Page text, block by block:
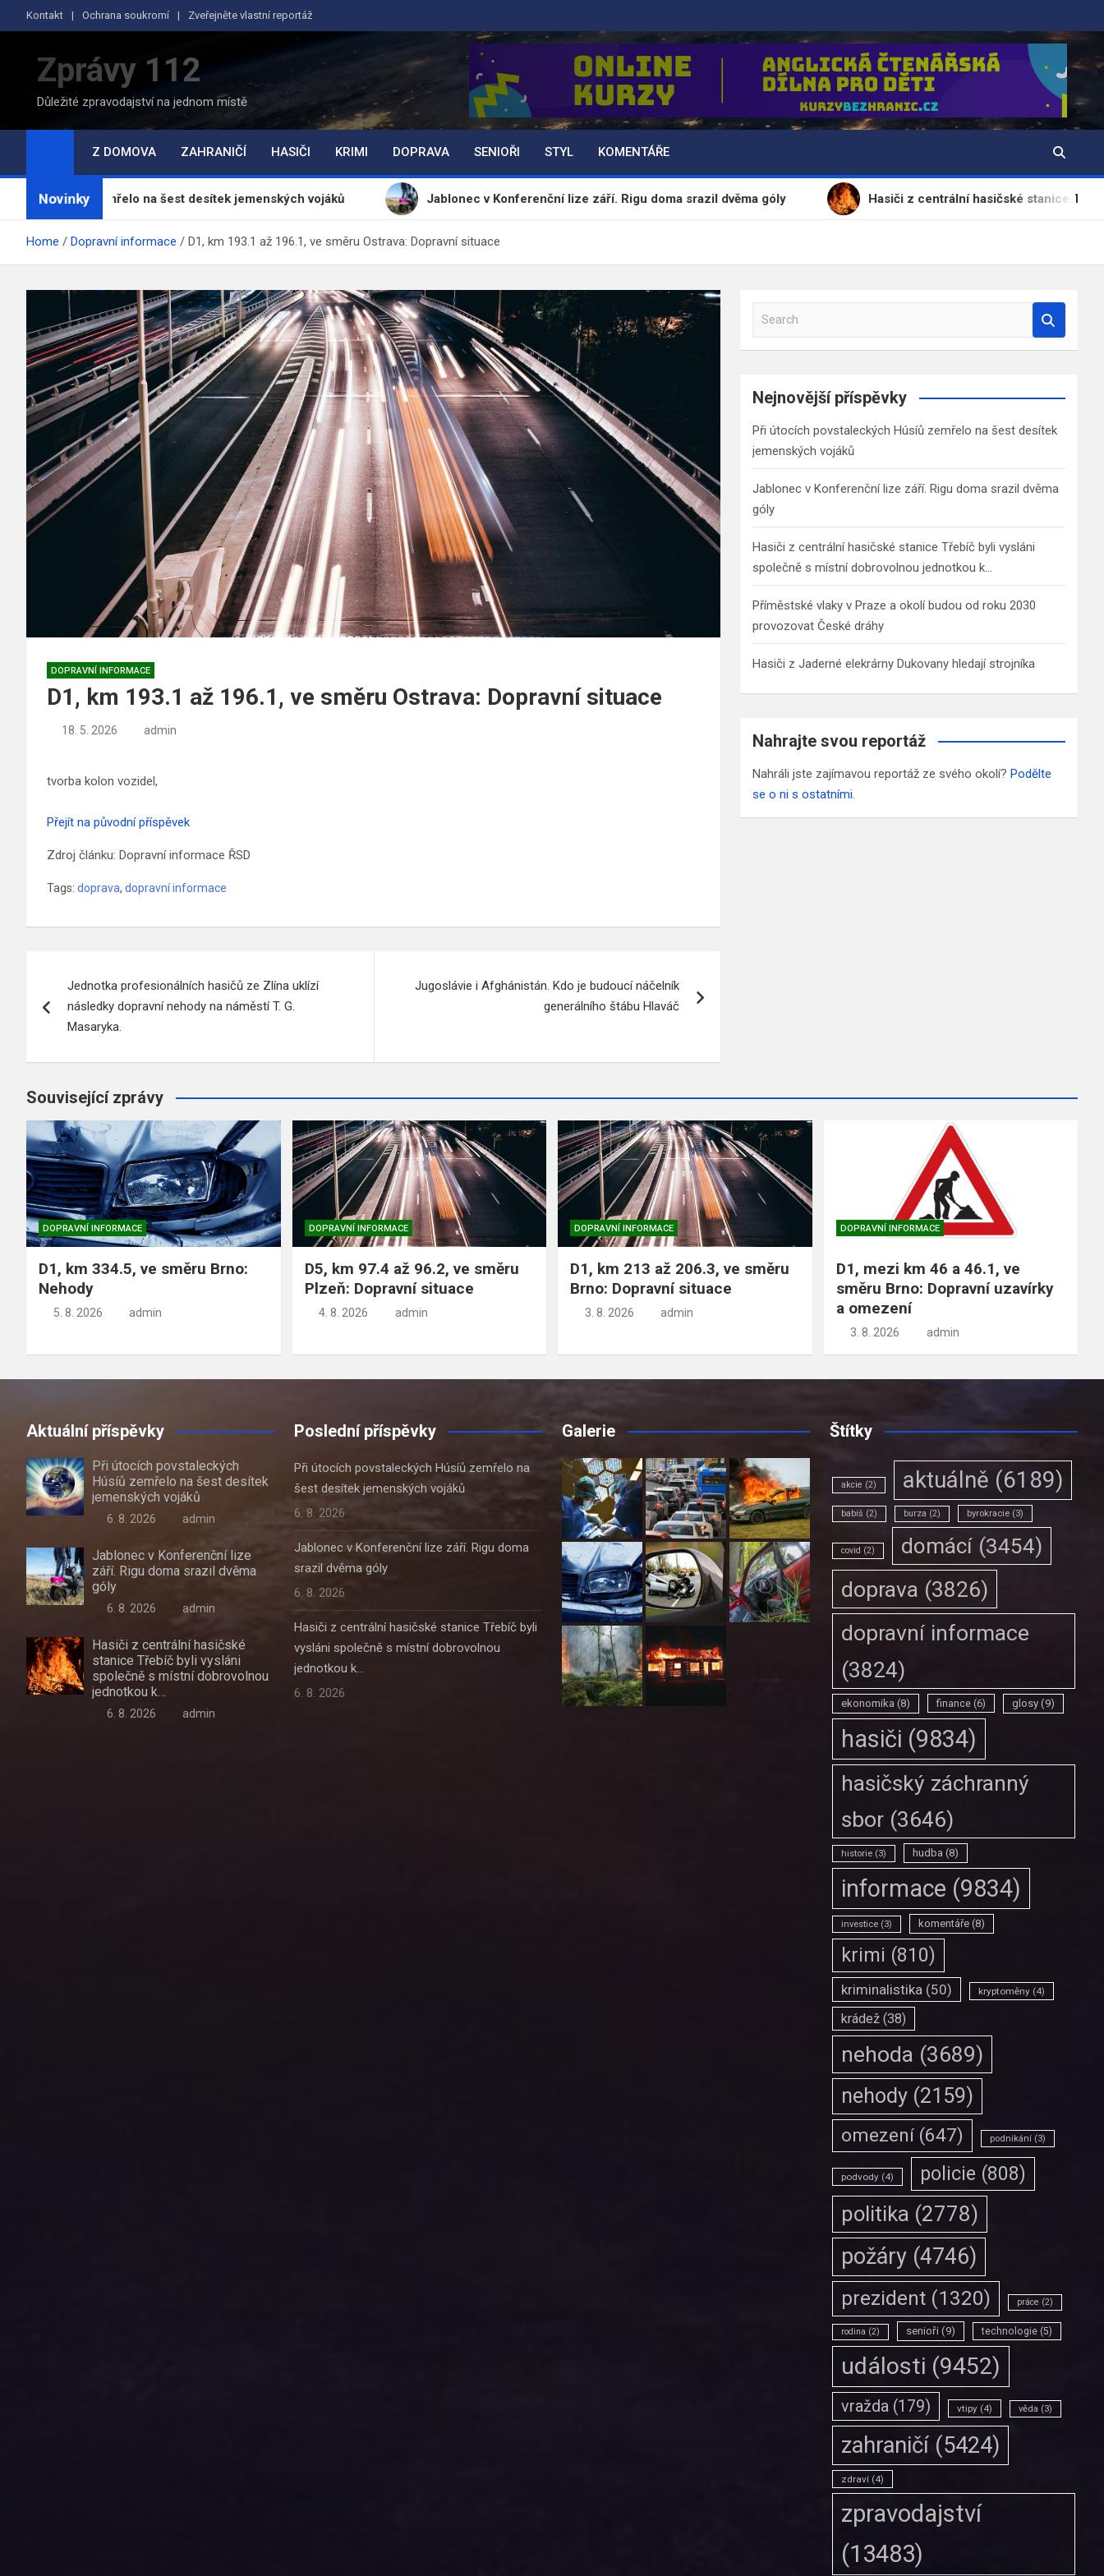
to
Kontakt Ochrana soukromí Zveřejněte vlastní reportáž
Zprávy 112
Důležité zpravodajství na jednom místě
Z DOMOVA ZAHRANIČÍ HASIČI KRIMI DOPRAVA SENIOŘI STYL KOMENTÁŘE
Novinky
zemřelo na šest desítek jemenských vojáků Jablonec v Konferenční lize září. Rigu doma srazil dvěma góly Hasiči z centrální hasičské stanice Třebíč byli
Home Dopravní informace D1, km 193.1 až 196.1, ve směru Ostrava: Dopravní situace
DOPRAVNÍ INFORMACE
D1, km 193.1 až 196.1, ve směru Ostrava: Dopravní situace
18. 5. 2026 admin
tvorba kolon vozidel,
Přejít na původní příspěvek
Zdroj článku: Dopravní informace ŘSD
Tags: doprava, dopravní informace
pro
příspěvek
Jednotka profesionálních hasičů ze Zlína uklízí
následky dopravní nehody na náměstí T. G.
Masaryka.
Jugoslávie i Afghánistán. Kdo je budoucí náčelník
generálního štábu Hlaváč
a
c
Nejnovější příspěvky
Při útocích povstaleckých Húsíů zemřelo na šest desítek
jemenských vojáků
Jablonec v Konferenční lize září. Rigu doma srazil dvěma
góly
Hasiči z centrální hasičské stanice Třebíč byli vysláni
společně s místní dobrovolnou jednotkou k…
Příměstské vlaky v Praze a okolí budou od roku 2030
provozovat České dráhy
Hasiči z Jaderné elekrárny Dukovany hledají strojníka
Nahrajte svou reportáž
Nahráli jste zajímavou reportáž ze svého okolí?Podělte
se o ni s ostatními.
Související zprávy
DOPRAVNÍ INFORMACE
D1, km 334.5, ve směru Brno:
Nehody
5. 8. 2026 admin
DOPRAVNÍ INFORMACE
D5, km 97.4 až 96.2, ve směru
Plzeň: Dopravní situace
4. 8. 2026 admin
DOPRAVNÍ INFORMACE
D1, km 213 až 206.3, ve směru
Brno: Dopravní situace
3. 8. 2026 admin
DOPRAVNÍ INFORMACE
D1, mezi km 46 a 46.1, ve
směru Brno: Dopravní uzavírky
a omezení
3. 8. 2026 admin
Aktuální příspěvky
Při útocích povstaleckých
Húsíů zemřelo na šest desítek
jemenských vojáků
6. 8. 2026 admin
Jablonec v Konferenční lize
září. Rigu doma srazil dvěma
góly
6. 8. 2026 admin
Hasiči z centrální hasičské
stanice Třebíč byli vysláni
společně s místní dobrovolnou
jednotkou k…
6. 8. 2026 admin
Poslední příspěvky
Při útocích povstaleckých Húsíů zemřelo na
šest desítek jemenských vojáků
6. 8. 2026
Jablonec v Konferenční lize září. Rigu doma
srazil dvěma góly
6. 8. 2026
Hasiči z centrální hasičské stanice Třebíč byli
vysláni společně s místní dobrovolnou
jednotkou k…
6. 8. 2026
Galerie Štítky
akcie (2) aktuálně (6189)
babiš (2) burza (2) byrokracie (3)
covid (2) domácí (3454)
doprava (3826)
dopravní informace
(3824)
ekonomika (8) finance (6) glosy (9)
hasiči (9834)
hasičský záchranný
sbor (3646)
historie (3) hudba (8)
informace (9834)
investice (3) komentáře (8)
krimi (810)
kriminalistika (50) kryptoměny (4)
krádež (38)
nehoda (3689)
nehody (2159)
omezení (647) podnikání (3)
podvody (4) policie (808)
politika (2778)
požáry (4746)
prezident (1320) práce (2)
rodina (2) senioři (9) technologie (5)
události (9452)
vražda (179) vtipy (4) věda (3)
zahraničí (5424)
zdraví (4)
zpravodajství
(13483)